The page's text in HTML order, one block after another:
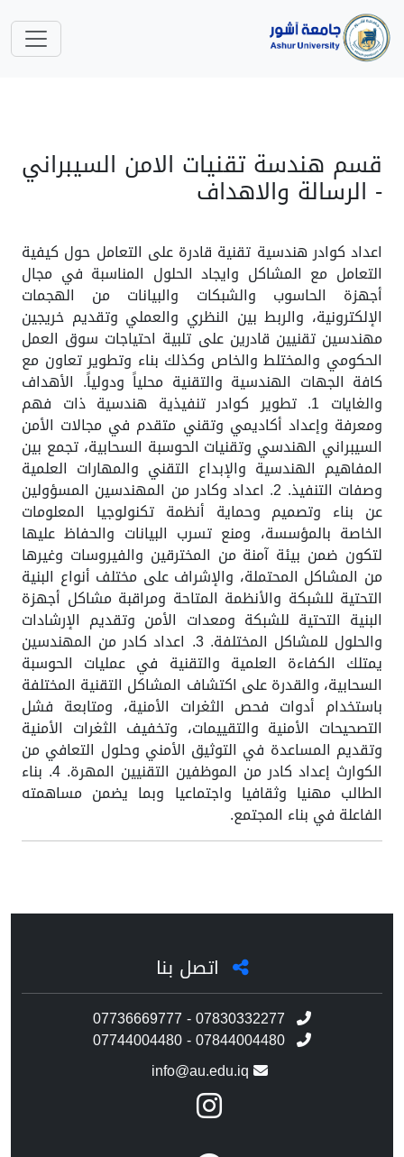
قسم هندسة تقنيات الامن السيبراني
- الرسالة والاهداف
اعداد كوادر هندسية تقنية قادرة على التعامل حول كيفية
التعامل مع المشاكل وايجاد الحلول المناسبة في مجال
أجهزة الحاسوب والشبكات والبيانات من الهجمات
الإلكترونية، والربط بين النظري والعملي وتقديم خريجين
مهندسين تقنيين قادرين على تلبية احتياجات سوق العمل
الحكومي والمختلط والخاص وكذلك بناء وتطوير تعاون مع
كافة الجهات الهندسية والتقنية محلياً ودولياً. الأهداف
والغايات 1. تطوير كوادر تنفيذية هندسية ذات فهم
ومعرفة وإعداد أكاديمي وتقني متقدم في مجالات الأمن
السيبراني الهندسي وتقنيات الحوسبة السحابية، تجمع بين
المفاهيم الهندسية والإبداع التقني والمهارات العلمية
وصفات التنفيذ. 2. اعداد وكادر من المهندسين المسؤولين
عن بناء وتصميم وحماية أنظمة تكنولوجيا المعلومات
الخاصة بالمؤسسة، ومنع تسرب البيانات والحفاظ عليها
لتكون ضمن بيئة آمنة من المخترقين والفيروسات وغيرها
من المشاكل المحتملة، والإشراف على مختلف أنواع البنية
التحتية للشبكة والأنظمة المتاحة ومراقبة مشاكل أجهزة
البنية التحتية للشبكة ومعدات الأمن وتقديم الإرشادات
والحلول للمشاكل المختلفة. 3. اعداد كادر من المهندسين
يمتلك الكفاءة العلمية والتقنية في عمليات الحوسبة
السحابية، والقدرة على اكتشاف المشاكل التقنية المختلفة
باستخدام أدوات فحص الثغرات الأمنية، ومتابعة فشل
التصحيحات الأمنية والتقييمات، وتخفيف الثغرات الأمنية
وتقديم المساعدة في التوثيق الأمني وحلول التعافي من
الكوارث إعداد كادر من الموظفين التقنيين المهرة. 4. بناء
الطالب مهنيا وثقافيا واجتماعيا وبما يضمن مساهمته
الفاعلة في بناء المجتمع.
اتصل بنا
07736669777 - 07830332277
07744004480 - 07844004480
info@au.edu.iq